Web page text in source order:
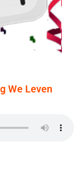
We Leven